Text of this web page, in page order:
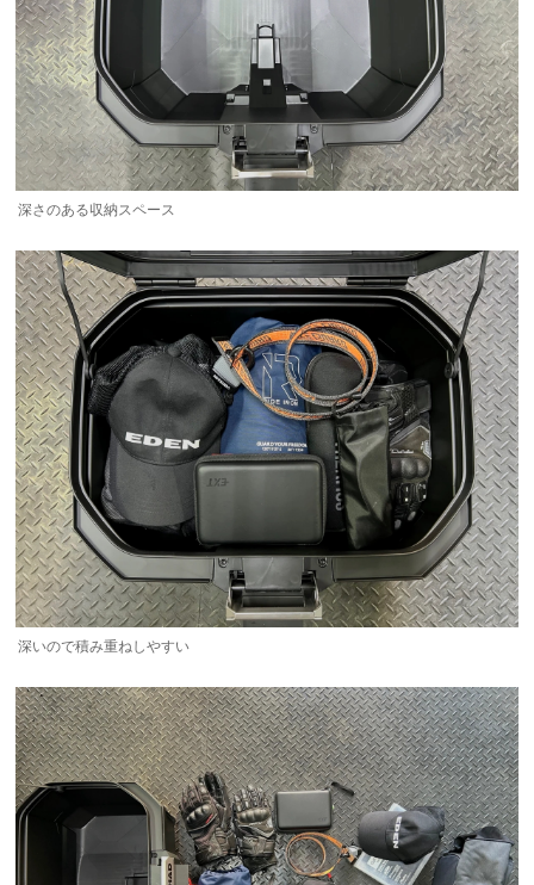
深さのある収納スペース
深いので積み重ねしやすい